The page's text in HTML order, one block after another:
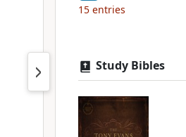
15 entries
Study Bibles